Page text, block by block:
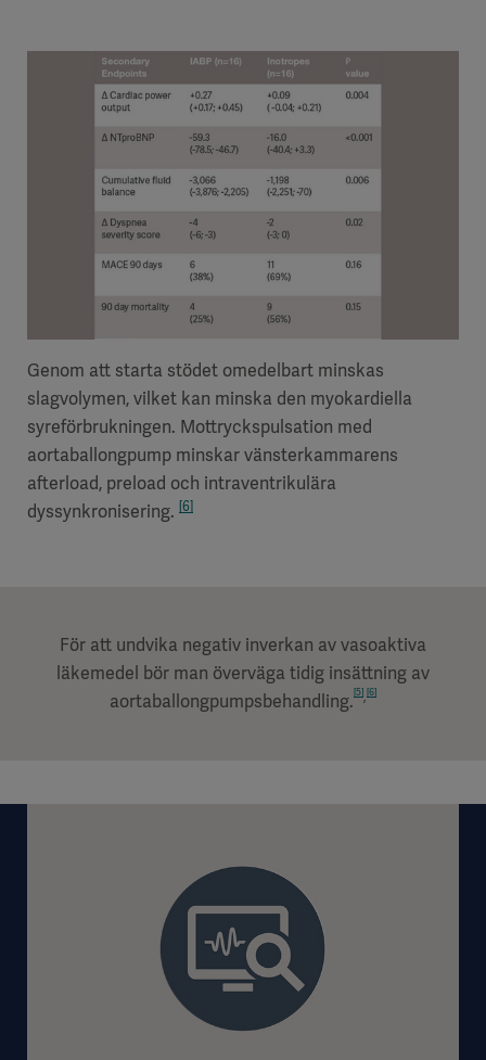
Genom att starta stödet omedelbart minskas
slagvolymen, vilket kan minska den myokardiella
syreförbrukningen. Mottryckspulsation med
aortaballongpump minskar vänsterkammarens
afterload, preload och intraventrikulära
dyssynkronisering. [6]
För att undvika negativ inverkan av vasoaktiva
läkemedel bör man överväga tidig insättning av
aortaballongpumpsbehandling.[5],[6]